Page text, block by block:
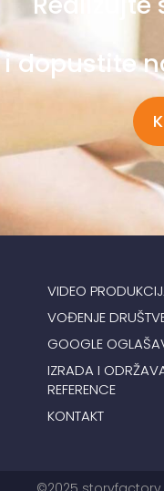
dopustite
VIDEO
VOĐENJE
GOOGLE
IZRADA I
REFERENCE
KONTAKT